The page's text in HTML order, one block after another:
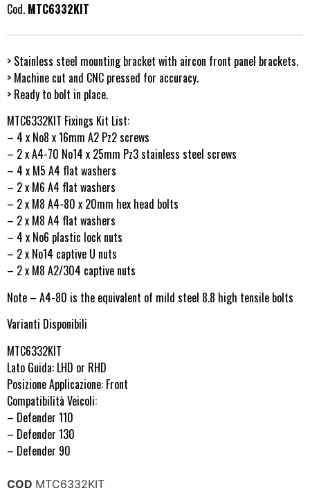
Cod. MTC6332KIT
> Stainless steel mounting bracket with aircon front panel brackets.
> Machine cut and CNC pressed for accuracy.
> Ready to bolt in place.
MTC6332KIT Fixings Kit List:
– 4 x No8 x 16mm A2 Pz2 screws
– 2 x A4-70 No14 x 25mm Pz3 stainless steel screws
– 4 x M5 A4 flat washers
– 2 x M6 A4 flat washers
– 2 x M8 A4-80 x 20mm hex head bolts
– 2 x M8 A4 flat washers
– 4 x No6 plastic lock nuts
– 2 x No14 captive U nuts
– 2 x M8 A2/304 captive nuts
Note – A4-80 is the equivalent of mild steel 8.8 high tensile bolts
Varianti Disponibili
MTC6332KIT
Lato Guida: LHD or RHD
Posizione Applicazione: Front
Compatibilità Veicoli:
– Defender 110
– Defender 130
– Defender 90
COD MTC6332KIT